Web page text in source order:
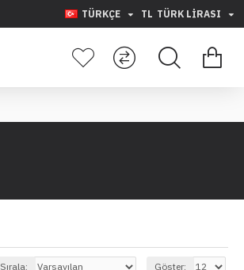
TÜRKÇE TL TÜRK LIRASI
Sırala: Göster: